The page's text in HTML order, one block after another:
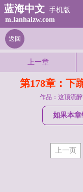
蓝海中文 手机版
m.lanhaizw.com
返回
上一章
第178章：下
作品：这顶流
如果本
上一页